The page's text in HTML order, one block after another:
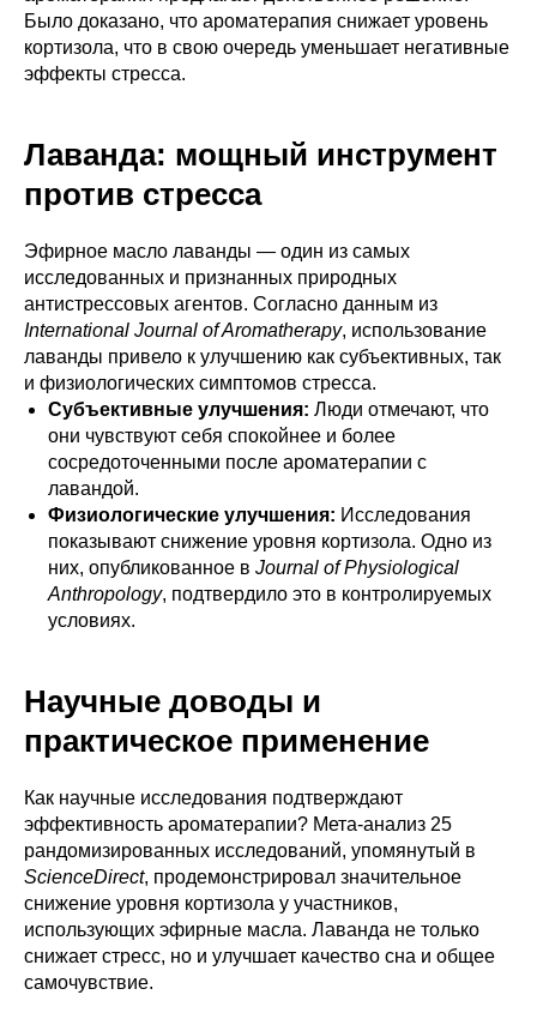
Было доказано, что ароматерапия снижает уровень
кортизола, что в свою очередь уменьшает негативные
эффекты стресса.
Лаванда: мощный инструмент
против стресса
Эфирное масло лаванды — один из самых
исследованных и признанных природных
антистрессовых агентов. Согласно данным из
International Journal of Aromatherapy, использование
лаванды привело к улучшению как субъективных, так
и физиологических симптомов стресса.
Субъективные улучшения: Люди отмечают, что
они чувствуют себя спокойнее и более
сосредоточенными после ароматерапии с
лавандой.
Физиологические улучшения: Исследования
показывают снижение уровня кортизола. Одно из
них, опубликованное в Journal of Physiological
Anthropology, подтвердило это в контролируемых
условиях.
Научные доводы и
практическое применение
Как научные исследования подтверждают
эффективность ароматерапии? Мета-анализ 25
рандомизированных исследований, упомянутый в
ScienceDirect, продемонстрировал значительное
снижение уровня кортизола у участников,
использующих эфирные масла. Лаванда не только
снижает стресс, но и улучшает качество сна и общее
самочувствие.